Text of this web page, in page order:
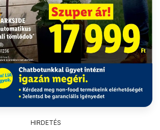
HIRDETÉS